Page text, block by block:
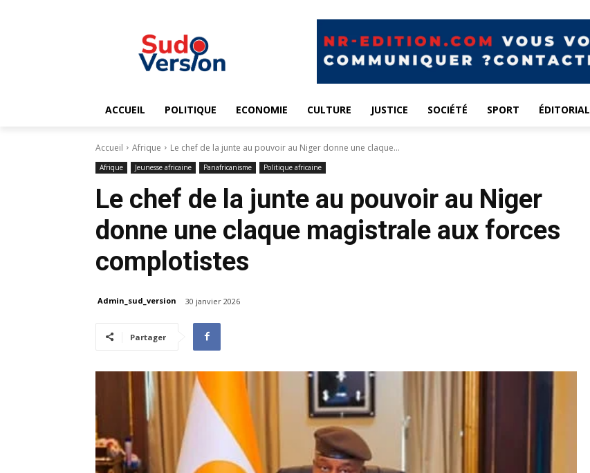
ACCUEIL POLITIQUE ECONOMIE CULTURE JUSTICE SOCIÉTÉ SPORT ÉDITORIAL
Accueil Afrique Le chef de la junte au pouvoir au Niger donne une claque...
Afrique Jeunesse africaine Panafricanisme Politique africaine
Le chef de la junte au pouvoir au Niger
donne une claque magistrale aux forces
complotistes
Admin_sud_version 30 janvier 2026
Partager